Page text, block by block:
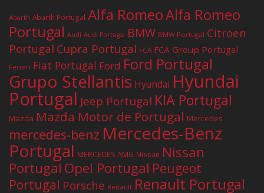
Abarth Abarth Portugal Alfa RomeoAlfa Romeo
Portugal Audi Audi Portugal BMW BMW Portugal Citroen
Portugal Cupra Portugal FCA FCA Group Portugal
Ferrari Fiat Portugal Ford Ford Portugal
Grupo Stellantis Hyundai Hyundai
Portugal Jeep Portugal KIA Portugal
Mazda Mazda Motor de Portugal Mercedes
mercedes-benz Mercedes-Benz
Portugal MERCEDES AMG Nissan Nissan
Portugal Opel Portugal Peugeot
Portugal Porsche Renault Renault Portugal